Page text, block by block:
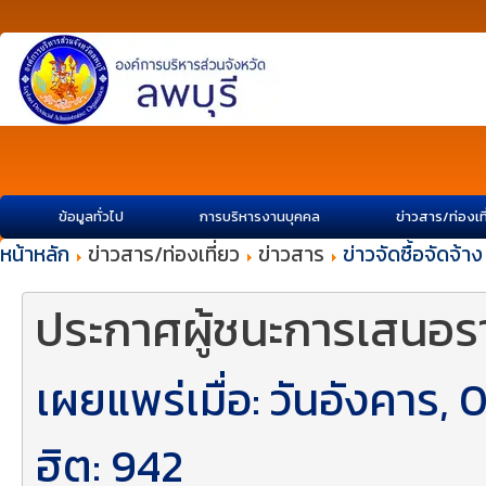
ข้อมูลทั่วไป การบริหารงานบุคคล ข่าวสาร/ท่องเ
หน้าหลัก ข่าวสาร/ท่องเที่ยว ข่าวสาร ข่าวจัดซื้อจัดจ้าง
ประกาศผู้ชนะการเสน
เผยแพร่เมื่อ: วันอังคาร,
ฮิต: 942